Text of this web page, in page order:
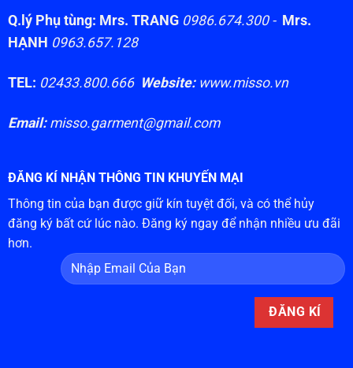
Q.lý Phụ tùng: Mrs. TRANG 0986.674.300 - Mrs.
HẠNH 0963.657.128
TEL: 02433.800.666 Website:www.misso.vn
Email:misso.garment@gmail.com
ĐĂNG KÍ NHẬN THÔNG TIN KHUYẾN MẠI
Thông tin của bạn được giữ kín tuyệt đối, và có thể hủy
đăng ký bất cứ lúc nào. Đăng ký ngay để nhận nhiều ưu đãi
hơn.